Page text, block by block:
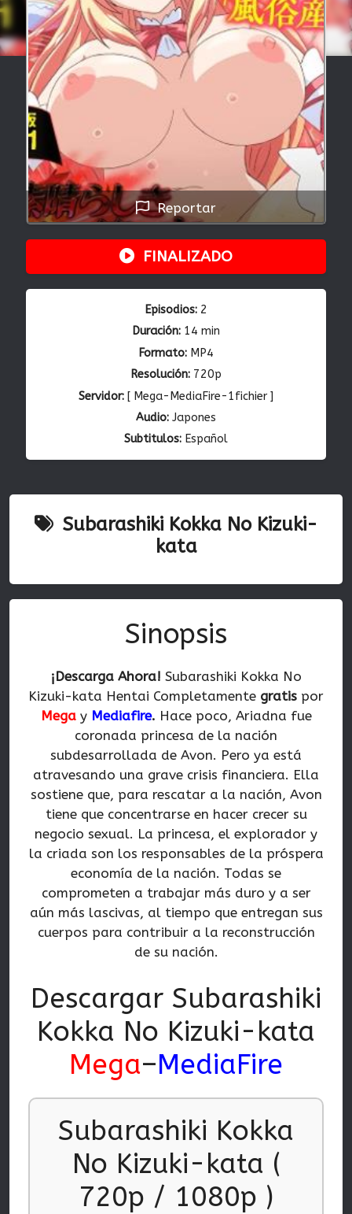
Reportar
FINALIZADO
Episodios: 2
Duración: 14 min
Formato: MP4
Resolución: 720p
Servidor: [ Mega-MediaFire-1fichier ]
Audio: Japones
Subtitulos: Español
Subarashiki Kokka No Kizuki-
kata
Sinopsis
¡Descarga Ahora! Subarashiki Kokka No
Kizuki-kata Hentai Completamente gratis por
Megay Mediafire. Hace poco, Ariadna fue
coronada princesa de la nación
subdesarrollada de Avon. Pero ya está
atravesando una grave crisis financiera. Ella
sostiene que, para rescatar a la nación, Avon
tiene que concentrarse en hacer crecer su
negocio sexual. La princesa, el explorador y
la criada son los responsables de la próspera
economía de la nación. Todas se
comprometen a trabajar más duro y a ser
aún más lascivas, al tiempo que entregan sus
cuerpos para contribuir a la reconstrucción
de su nación.
Descargar Subarashiki
Kokka No Kizuki-kata
Mega–MediaFire
Subarashiki Kokka
No Kizuki-kata (
720p / 1080p )